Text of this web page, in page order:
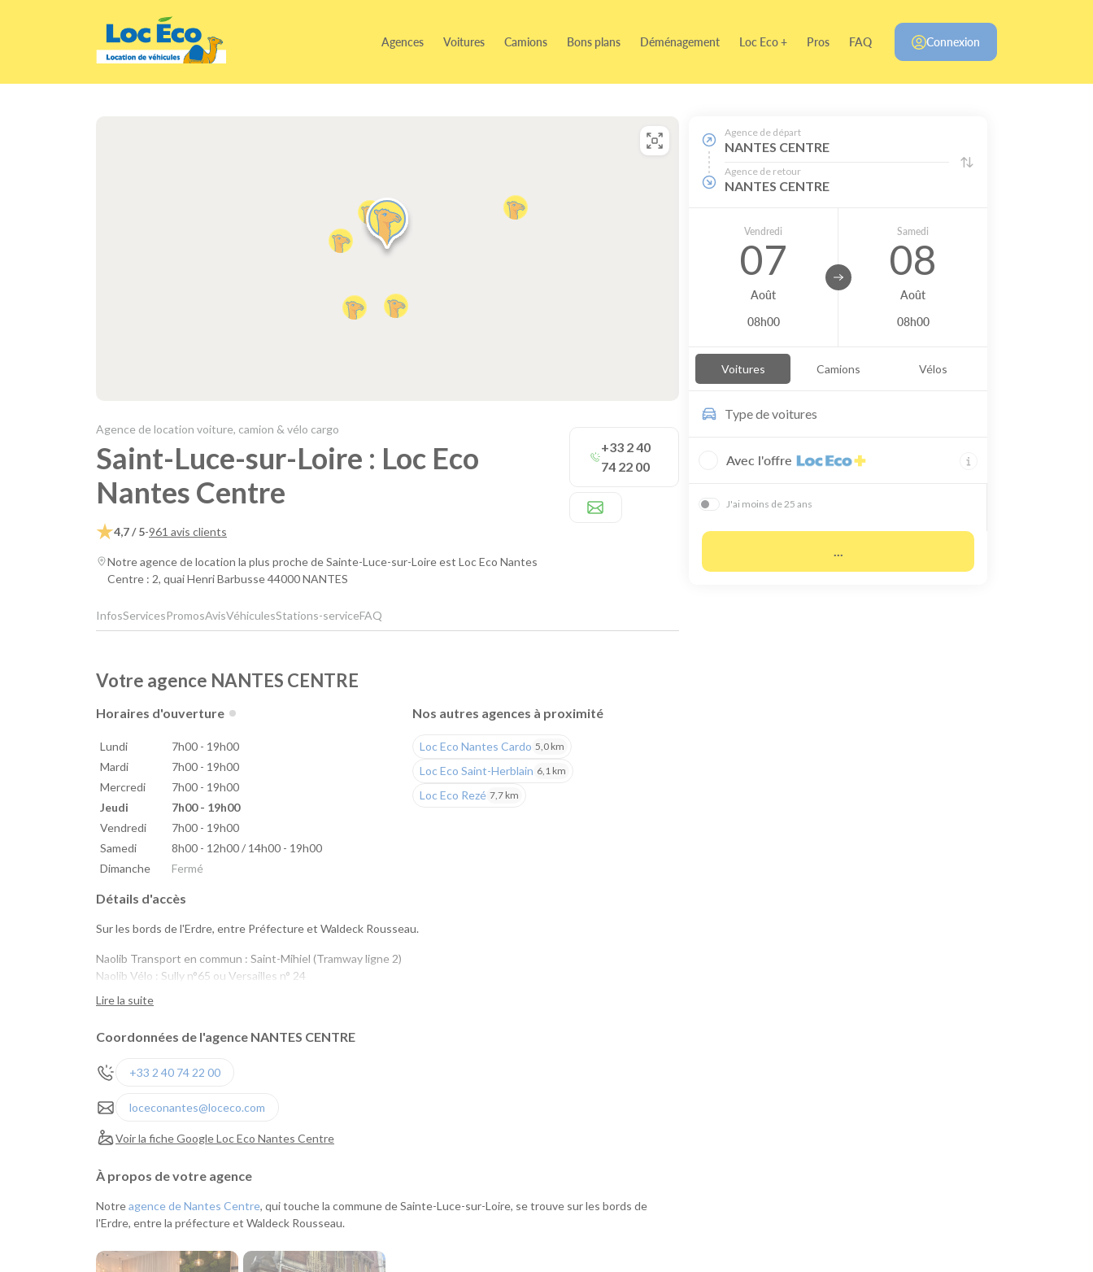
Agences Voitures Camions Bons plans Déménagement Loc Eco + Pros FAQ Connexion
Agence de location voiture, camion & vélo cargo
Saint-Luce-sur-Loire : Loc Eco
Nantes Centre
4,7 / 5-961 avis clients
Notre agence de location la plus proche de Sainte-Luce-sur-Loire est Loc Eco Nantes
Centre : 2, quai Henri Barbusse 44000 NANTES
+33 2 40
74 22 00
InfosServicesPromosAvisVéhiculesStations-serviceFAQ
Votre agence NANTES CENTRE
Horaires d'ouverture
Lundi
7h00 - 19h00
Mardi
7h00 - 19h00
Mercredi
7h00 - 19h00
Jeudi
7h00 - 19h00
Vendredi
7h00 - 19h00
Samedi
8h00 - 12h00 / 14h00 - 19h00
Dimanche
Fermé
Nos autres agences à proximité
Loc Eco Nantes Cardo 5,0 km
Loc Eco Saint-Herblain 6,1 km
Loc Eco Rezé 7,7 km
Détails d'accès
Sur les bords de l'Erdre, entre Préfecture et Waldeck Rousseau.
Naolib Transport en commun : Saint-Mihiel (Tramway ligne 2)
Naolib Vélo : Sully n°65 ou Versailles n° 24
Lire la suite
Coordonnées de l'agence NANTES CENTRE
+33 2 40 74 22 00
loceconantes@loceco.com
Voir la fiche Google Loc Eco Nantes Centre
À propos de votre agence
Notreagence de Nantes Centre, qui touche la commune de Sainte-Luce-sur-Loire, se trouve sur les bords de
l'Erdre, entre la préfecture et Waldeck Rousseau.
Agence de départ
NANTES CENTRE
Agence de retour
NANTES CENTRE
Vendredi
07
Août
08h00
Samedi
08
Août
08h00
Voitures Camions Vélos
Type devoitures
Avec l'offre
J'ai moins de 25 ans
...